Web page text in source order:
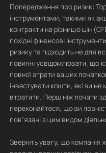
Попередження про ризик:
інструментами, такими як
контракти на різницю цін
похідні фінансові
ризику та підходить не для
повинні усвідомлювати, що
повної втрати ваших
інвестувати кошти, які ви
втратити. Перш ніж почати
переконайтеся, що ви
повʼязані з цим видом
Зверніть увагу, що